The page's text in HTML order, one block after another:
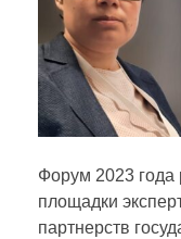
р
о
ш
е
Форум 2023 года
площадки
партнерств